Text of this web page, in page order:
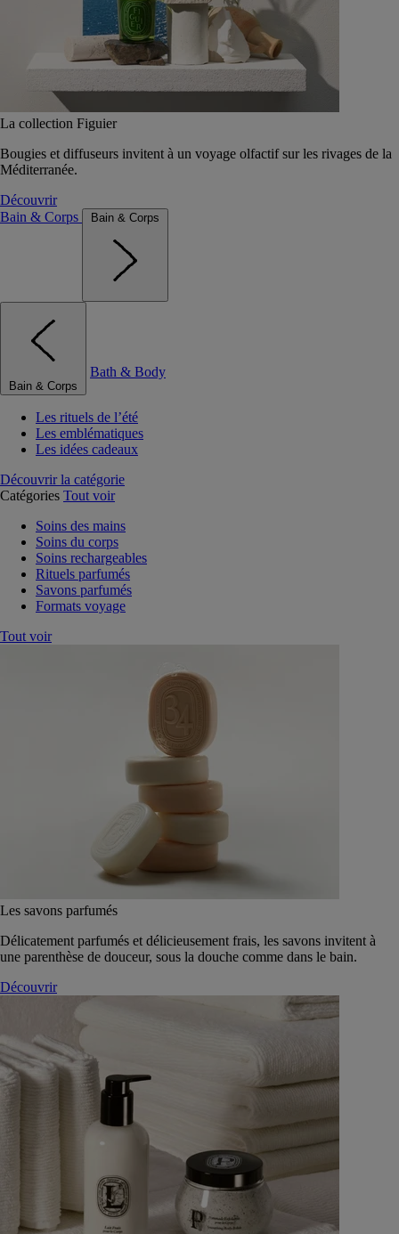
La collection Figuier
Bougies et diffuseurs invitent à un voyage olfactif sur les rivages de la
Méditerranée.
Découvrir
Bain & Corps
Bain & Corps
Bain & Corps
Bath & Body
Les rituels de l’été
Les emblématiques
Les idées cadeaux
Découvrir la catégorie
Catégories Tout voir
Soins des mains
Soins du corps
Soins rechargeables
Rituels parfumés
Savons parfumés
Formats voyage
Tout voir
Les savons parfumés
Délicatement parfumés et délicieusement frais, les savons invitent à
une parenthèse de douceur, sous la douche comme dans le bain.
Découvrir